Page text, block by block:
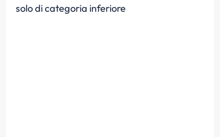
solo di categoria inferiore